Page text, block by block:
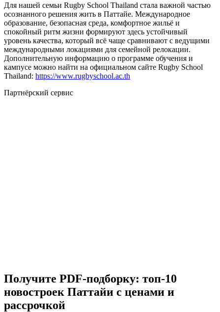
Для нашей семьи Rugby School Thailand стала важной частью
осознанного решения жить в Паттайе. Международное
образование, безопасная среда, комфортное жильё и
спокойный ритм жизни формируют здесь устойчивый
уровень качества, который всё чаще сравнивают с ведущими
международными локациями для семейной релокации.
Дополнительную информацию о программе обучения и
кампусе можно найти на официальном сайте Rugby School
Thailand: https://www.rugbyschool.ac.th
Партнёрский сервис
Получите PDF-подборку: топ-10
новостроек Паттайи с ценами и
рассрочкой